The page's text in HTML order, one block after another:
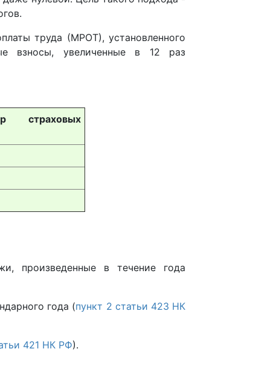
труда (МРОТ), установленного
взносы, увеличенные в 12 раз
страховых
произведенные в течение года
года (пункт 2 статьи 423 НК
421 НК РФ).